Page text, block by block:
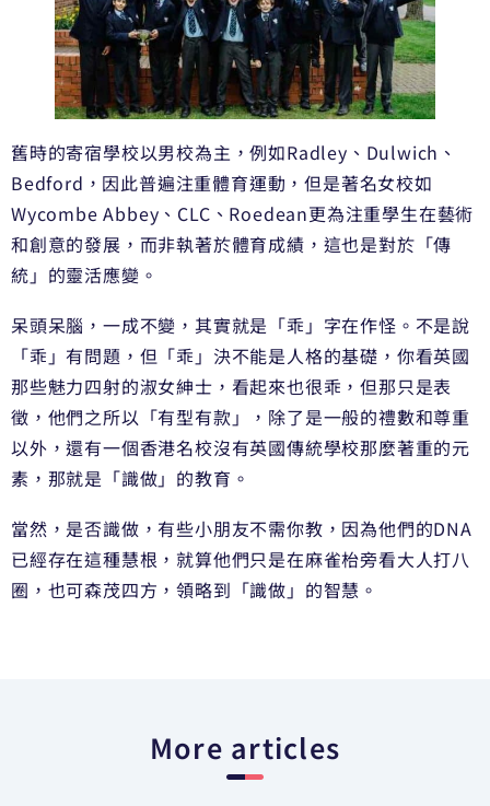
舊時的寄宿學校以男校為主，例如Radley、Dulwich、
Bedford，因此普遍注重體育運動，但是著名女校如
Wycombe Abbey、CLC、Roedean更為注重學生在藝術
和創意的發展，而非執著於體育成績，這也是對於「傳
統」的靈活應變。
呆頭呆腦，一成不變，其實就是「乖」字在作怪。不是說
「乖」有問題，但「乖」決不能是人格的基礎，你看英國
那些魅力四射的淑女紳士，看起來也很乖，但那只是表
徵，他們之所以「有型有款」，除了是一般的禮數和尊重
以外，還有一個香港名校沒有英國傳統學校那麼著重的元
素，那就是「識做」的教育。
當然，是否識做，有些小朋友不需你教，因為他們的DNA
已經存在這種慧根，就算他們只是在麻雀枱旁看大人打八
圈，也可森茂四方，領略到「識做」的智慧。
More articles